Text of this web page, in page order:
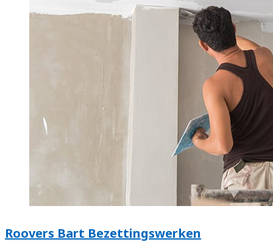
Roovers Bart Bezettingswerken